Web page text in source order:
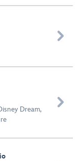

Dream,
